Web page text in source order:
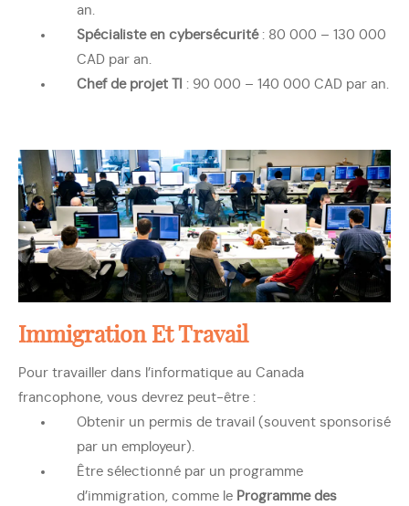
an.
Spécialiste en cybersécurité: 80 000 – 130 000
CAD par an.
Chef de projet TI
: 90 000 – 140 000 CAD par an.
Immigration Et Travail
Pour travailler dans l’informatique au Canada
francophone, vous devrez peut-être :
Obtenir un permis de travail (souvent sponsorisé
par un employeur).
Être sélectionné par un programme
d’immigration, comme le Programme des